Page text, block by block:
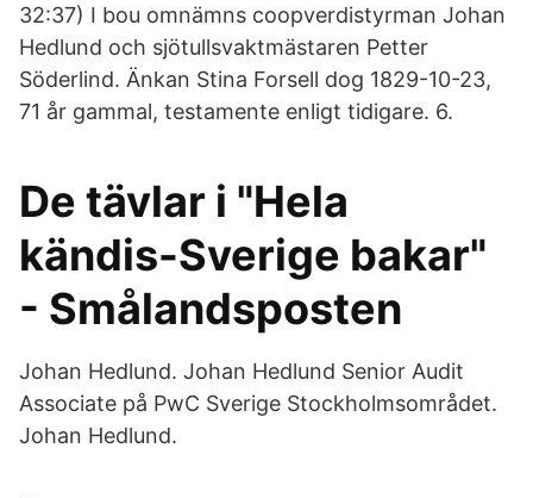
32:37) I bou omnämns coopverdistyrman Johan
Hedlund och sjötullsvaktmästaren Petter
Söderlind. Änkan Stina Forsell dog 1829-10-23,
71 år gammal, testamente enligt tidigare. 6.
De tävlar i "Hela
kändis-Sverige bakar"
- Smålandsposten
Johan Hedlund. Johan Hedlund Senior Audit
Associate på PwC Sverige Stockholmsområdet.
Johan Hedlund.